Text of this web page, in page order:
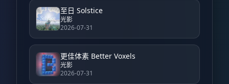
至日 Solstice
光影
2026-07-31
更佳体素 Better Voxels
光影
2026-07-31